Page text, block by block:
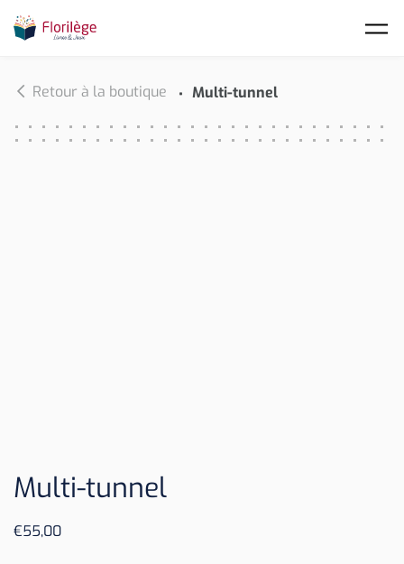
Retour à la boutique Multi-tunnel
Multi-tunnel
€55,00